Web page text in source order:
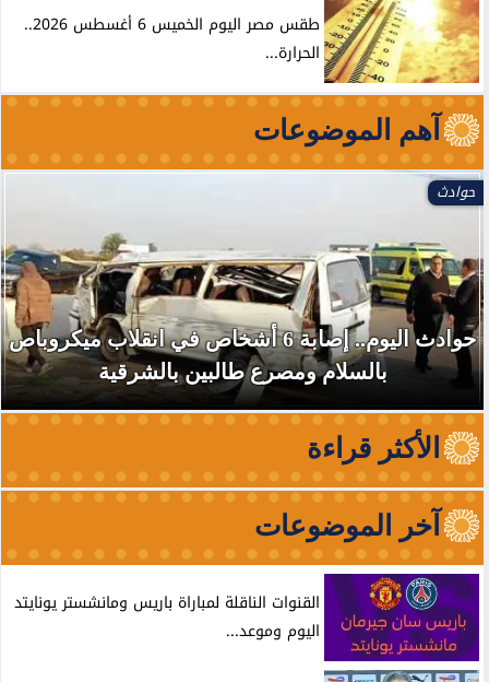
طقس مصر اليوم الخميس 6 أغسطس 2026..
الحرارة...
آهم الموضوعات
حوادث
حوادث اليوم.. إصابة 6 أشخاص في انقلاب ميكروباص
بالسلام ومصرع طالبين بالشرقية
الأكثر قراءة
آخر الموضوعات
القنوات الناقلة لمباراة باريس ومانشستر يونايتد
اليوم وموعد...